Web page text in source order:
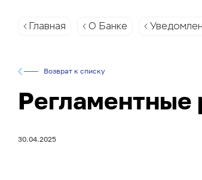
Главная О Банке
Возврат к списку
Регламентные
30.04.2025